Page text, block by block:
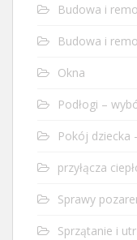
Budowa i
Budowa i
Okna
Podłogi –
Pokój dziecka
przyłącza
Sprawy
Sprzątanie i